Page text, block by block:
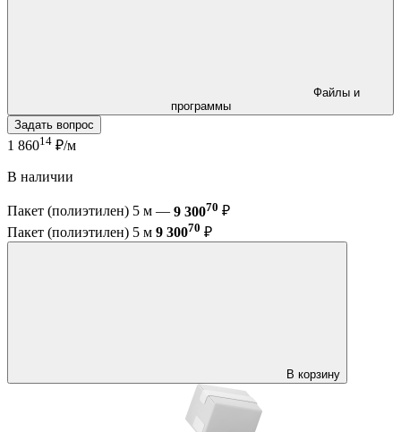
программы
Задать вопрос
1 86014 ₽/м
В наличии
Пакет (полиэтилен) 5 м — 9 30070 ₽
Пакет (полиэтилен) 5 м 9 30070 ₽
В корзину